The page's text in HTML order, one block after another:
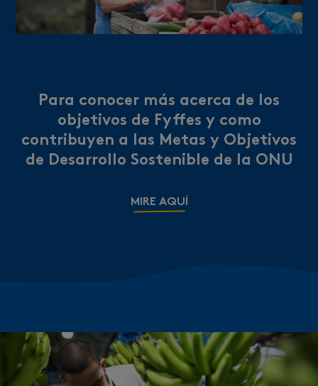
Para conocer más acerca de los
objetivos de Fyffes y como
contribuyen a las Metas y Objetivos
de Desarrollo Sostenible de la ONU
MIRE AQUÍ